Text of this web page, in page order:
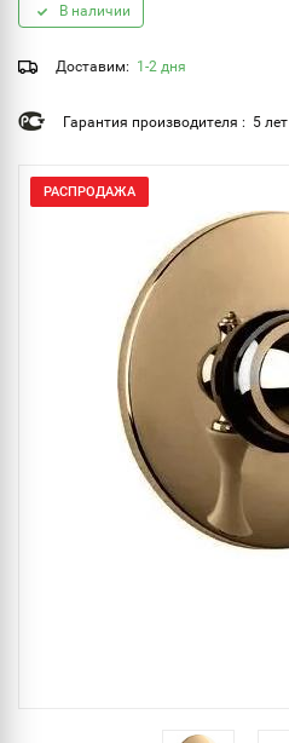
В наличии
Доставим: 1-2 дня
Гарантия производителя : 5 лет
РАСПРОДАЖА